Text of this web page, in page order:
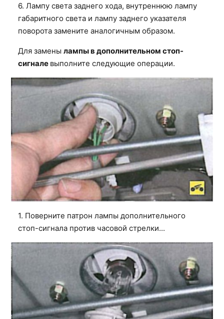
6. Лампу света заднего хода, внутреннюю лампу
габаритного света и лампу заднего указателя
поворота замените аналогичным образом.
Для замены лампы в дополнительном стоп-
сигнале выполните следующие операции.
1. Поверните патрон лампы дополнительного
стоп-сигнала против часовой стрелки...